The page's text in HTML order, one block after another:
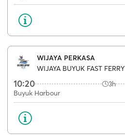
WIJAYA PERKASA
WIJAYA BUYUK FAST FERRY
10:20 3h
Buyuk Harbour